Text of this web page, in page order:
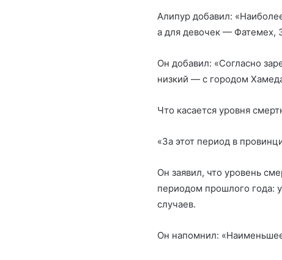
Алипур добавил:
а для девочек — Фатемех,
Он добавил: «Согласно
низкий — с городом
Что касается уровня
«За этот период в
Он заявил, что уровень
периодом прошлого года:
случаев.
Он напомнил: